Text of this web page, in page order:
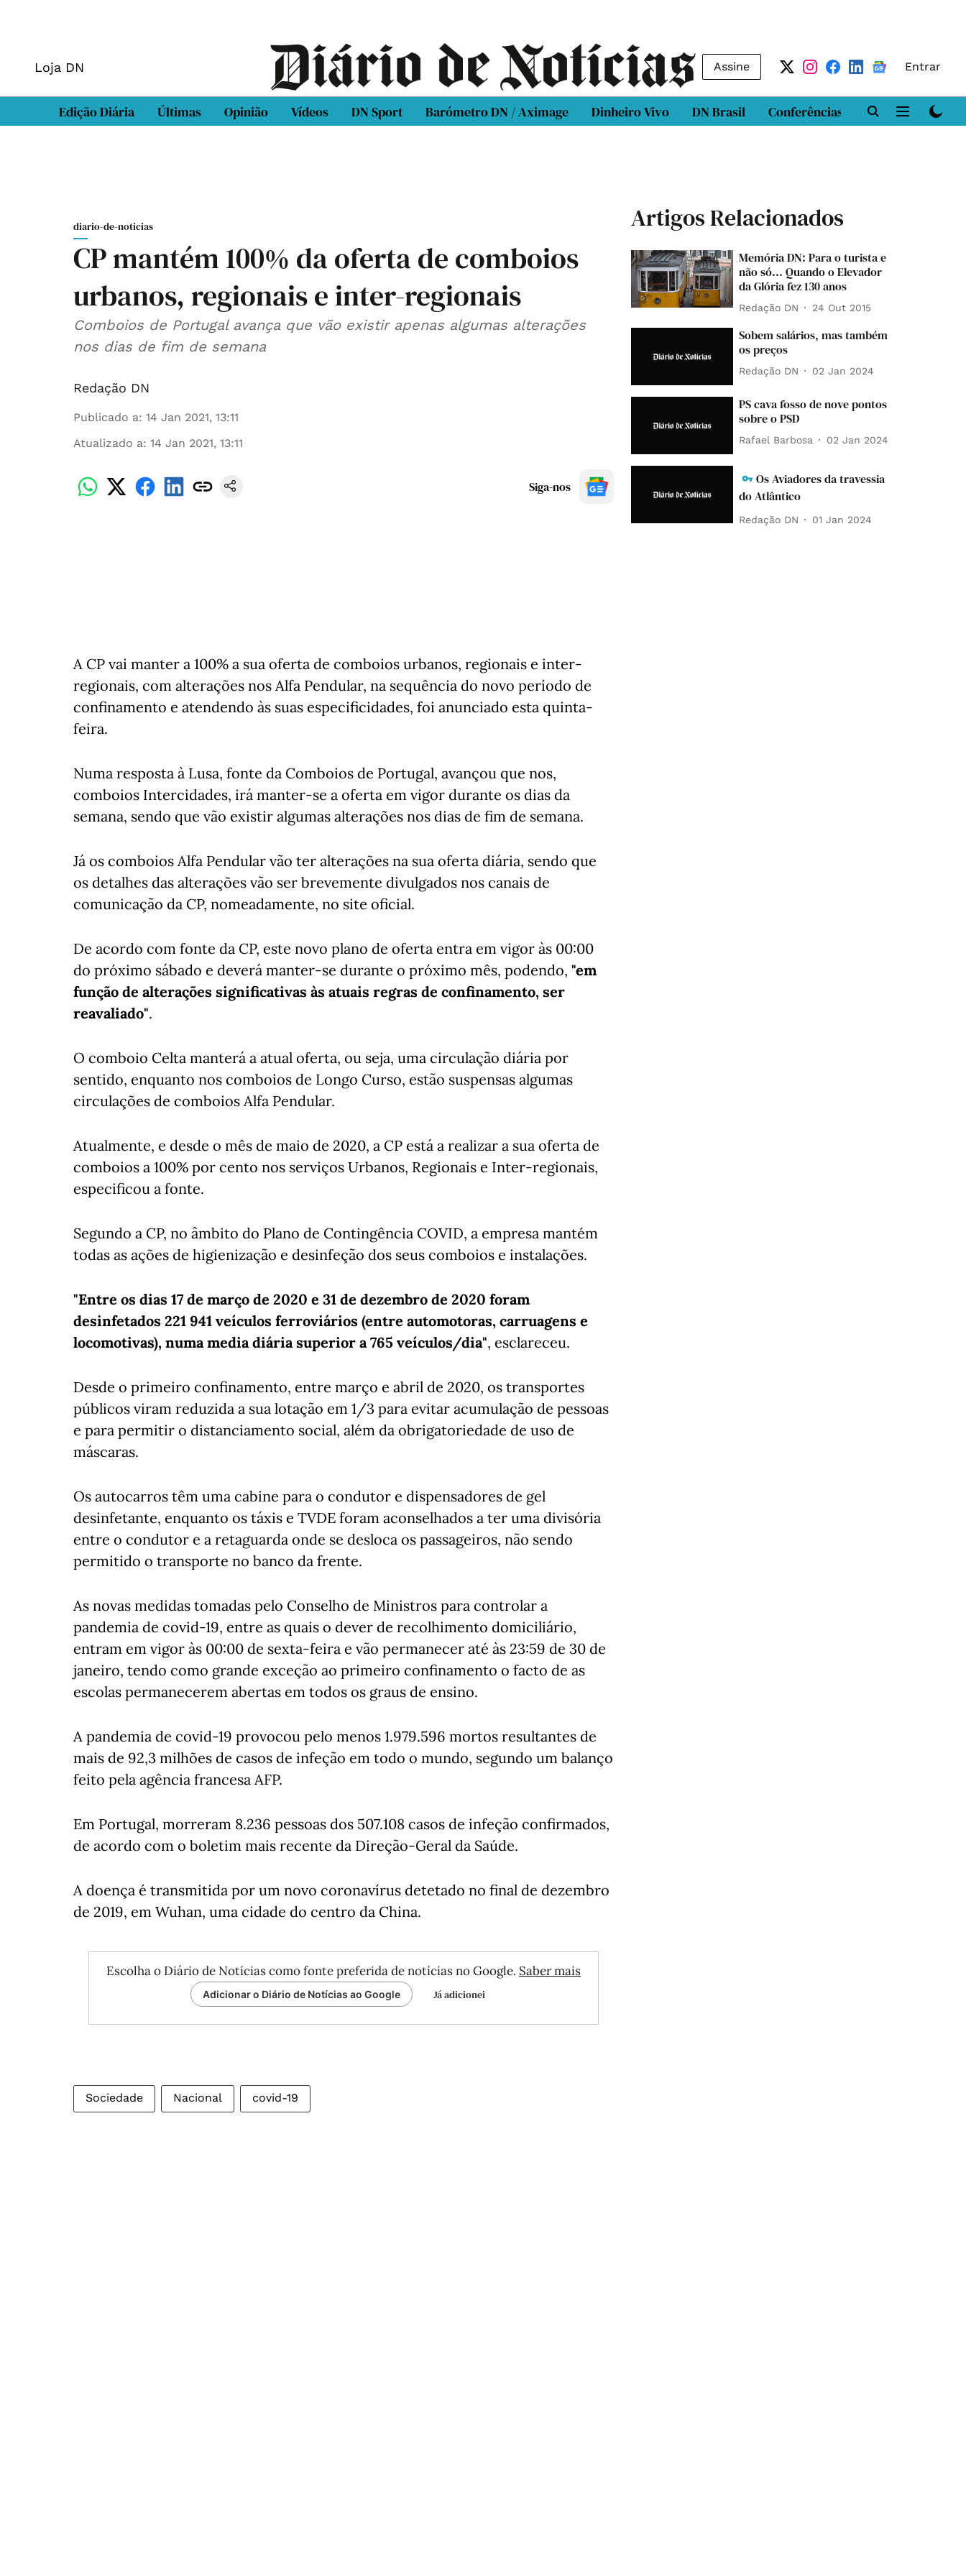
Loja DN Assine Entrar
Edição Diária Últimas Opinião Vídeos DN Sport Barómetro DN / Aximage Dinheiro Vivo DN Brasil Conferências DN LAB
diario-de-noticias
CP mantém 100% da oferta de comboios
urbanos, regionais e inter-regionais
Comboios de Portugal avança que vão existir apenas algumas alterações
nos dias de fim de semana
Redação DN
Publicado a: 14 Jan 2021, 13:11
Atualizado a: 14 Jan 2021, 13:11
Siga-nos
A CP vai manter a 100% a sua oferta de comboios urbanos, regionais e inter-
regionais, com alterações nos Alfa Pendular, na sequência do novo período de
confinamento e atendendo às suas especificidades, foi anunciado esta quinta-
feira.
Numa resposta à Lusa, fonte da Comboios de Portugal, avançou que nos,
comboios Intercidades, irá manter-se a oferta em vigor durante os dias da
semana, sendo que vão existir algumas alterações nos dias de fim de semana.
Já os comboios Alfa Pendular vão ter alterações na sua oferta diária, sendo que
os detalhes das alterações vão ser brevemente divulgados nos canais de
comunicação da CP, nomeadamente, no site oficial.
De acordo com fonte da CP, este novo plano de oferta entra em vigor às 00:00
do próximo sábado e deverá manter-se durante o próximo mês, podendo, "em
função de alterações significativas às atuais regras de confinamento, ser
reavaliado".
O comboio Celta manterá a atual oferta, ou seja, uma circulação diária por
sentido, enquanto nos comboios de Longo Curso, estão suspensas algumas
circulações de comboios Alfa Pendular.
Atualmente, e desde o mês de maio de 2020, a CP está a realizar a sua oferta de
comboios a 100% por cento nos serviços Urbanos, Regionais e Inter-regionais,
especificou a fonte.
Segundo a CP, no âmbito do Plano de Contingência COVID, a empresa mantém
todas as ações de higienização e desinfeção dos seus comboios e instalações.
"Entre os dias 17 de março de 2020 e 31 de dezembro de 2020 foram
desinfetados 221 941 veículos ferroviários (entre automotoras, carruagens e
locomotivas), numa media diária superior a 765 veículos/dia", esclareceu.
Desde o primeiro confinamento, entre março e abril de 2020, os transportes
públicos viram reduzida a sua lotação em 1/3 para evitar acumulação de pessoas
e para permitir o distanciamento social, além da obrigatoriedade de uso de
máscaras.
Os autocarros têm uma cabine para o condutor e dispensadores de gel
desinfetante, enquanto os táxis e TVDE foram aconselhados a ter uma divisória
entre o condutor e a retaguarda onde se desloca os passageiros, não sendo
permitido o transporte no banco da frente.
As novas medidas tomadas pelo Conselho de Ministros para controlar a
pandemia de covid-19, entre as quais o dever de recolhimento domiciliário,
entram em vigor às 00:00 de sexta-feira e vão permanecer até às 23:59 de 30 de
janeiro, tendo como grande exceção ao primeiro confinamento o facto de as
escolas permanecerem abertas em todos os graus de ensino.
A pandemia de covid-19 provocou pelo menos 1.979.596 mortos resultantes de
mais de 92,3 milhões de casos de infeção em todo o mundo, segundo um balanço
feito pela agência francesa AFP.
Em Portugal, morreram 8.236 pessoas dos 507.108 casos de infeção confirmados,
de acordo com o boletim mais recente da Direção-Geral da Saúde.
A doença é transmitida por um novo coronavírus detetado no final de dezembro
de 2019, em Wuhan, uma cidade do centro da China.
Escolha o Diário de Notícias como fonte preferida de notícias no Google. Saber mais
Adicionar o Diário de Notícias ao Google Já adicionei
Sociedade Nacional covid-19
Artigos Relacionados
Memória DN: Para o turista e
não só... Quando o Elevador
da Glória fez 130 anos
Redação DN 24 Out 2015
Sobem salários, mas também
os preços
Redação DN 02 Jan 2024
PS cava fosso de nove pontos
sobre o PSD
Rafael Barbosa 02 Jan 2024
Os Aviadores da travessia
do Atlântico
Redação DN 01 Jan 2024